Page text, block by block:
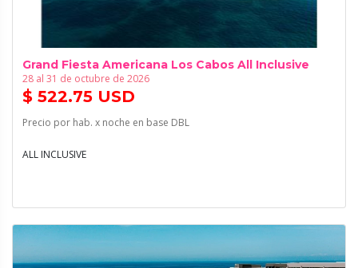
Grand Fiesta Americana Los Cabos All Inclusive
28 al 31 de octubre de 2026
$ 522.75 USD
Precio por hab. x noche en base DBL
ALL INCLUSIVE